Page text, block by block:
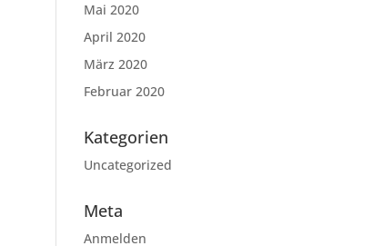
Mai 2020
April 2020
März 2020
Februar 2020
Kategorien
Uncategorized
Meta
Anmelden